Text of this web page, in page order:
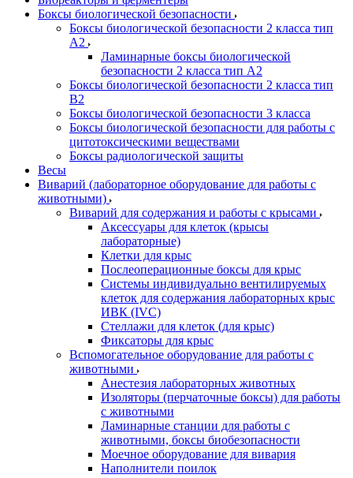
Боксы биологической безопасности
Боксы биологической безопасности 2 класса тип
A2
Ламинарные боксы биологической
безопасности 2 класса тип A2
Боксы биологической безопасности 2 класса тип
B2
Боксы биологической безопасности 3 класса
Боксы биологической безопасности для работы с
цитотоксическими веществами
Боксы радиологической защиты
Весы
Виварий (лабораторное оборудование для работы с
животными)
Виварий для содержания и работы с крысами
Аксессуары для клеток (крысы
лабораторные)
Клетки для крыс
Послеоперационные боксы для крыс
Системы индивидуально вентилируемых
клеток для содержания лабораторных крыс
ИВК (IVC)
Стеллажи для клеток (для крыс)
Фиксаторы для крыс
Вспомогательное оборудование для работы с
животными
Анестезия лабораторных животных
Изоляторы (перчаточные боксы) для работы
с животными
Ламинарные станции для работы с
животными, боксы биобезопасности
Моечное оборудование для вивария
Наполнители поилок